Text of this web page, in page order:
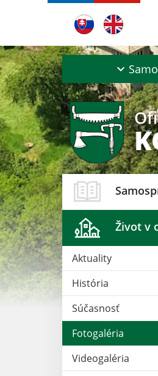
Život v
Aktuality
História
Súčasnosť
Fotogaléria
Videogaléria